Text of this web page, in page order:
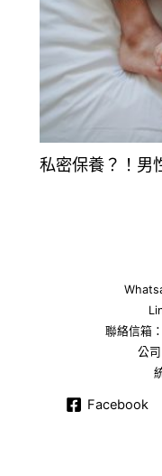
私密保養？！男
聯絡信箱
公
Facebook